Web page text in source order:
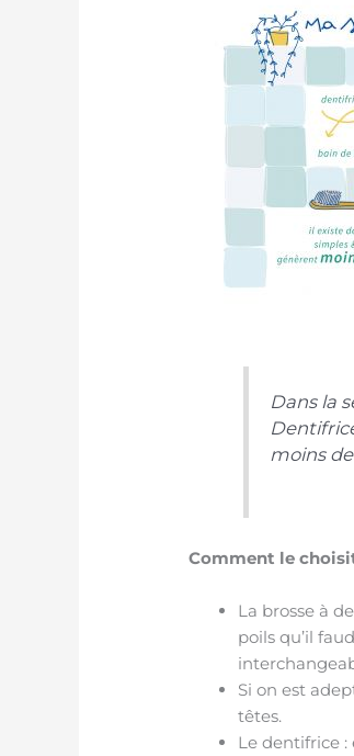
Dans la
moins
Comment le
La brosse à
poils qu’il
Si on est
têtes.
Le dentifrice